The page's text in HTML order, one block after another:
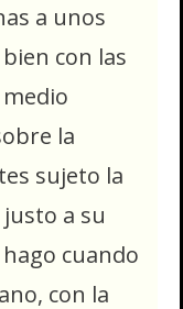
a unos
con las
la
sujeto la
a su
cuando
con la